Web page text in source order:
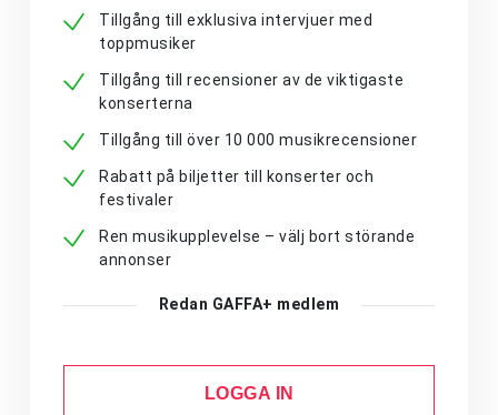
Tillgång till exklusiva intervjuer med
toppmusiker
Tillgång till recensioner av de viktigaste
konserterna
Tillgång till över 10 000 musikrecensioner
Rabatt på biljetter till konserter och
festivaler
Ren musikupplevelse – välj bort störande
annonser
Redan GAFFA+ medlem
LOGGA IN